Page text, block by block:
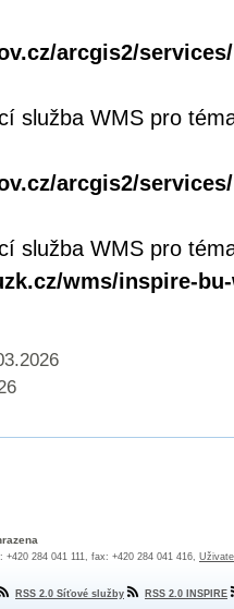
arcgis2/
služba WMS pro
arcgis2/
služba WMS pro
wms/inspire-
284 041 111, fax: +420 284 041 416,
RSS 2.0 Síťové služby RSS 2.0 INSPIRE